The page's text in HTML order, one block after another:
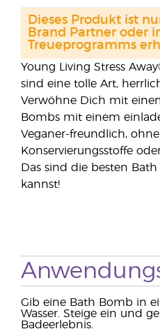
Young Living Stress
sind eine tolle Art,
Verwöhne Dich mit
Bombs mit einem
Veganer-freundlich,
Konservierungsstoffe
Das sind die besten
kannst!
Dieses Produkt ist
Brand Partner oder
Treueprogramms
Gib eine Bath Bomb in
Wasser. Steige ein und
Badeerlebnis.